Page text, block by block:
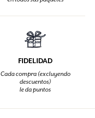
FIDELIDAD
Cada compra (excluyendo
descuentos)
le da puntos